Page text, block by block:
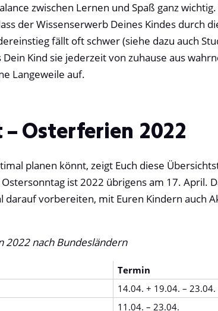
zwischen Lernen und Spaß ganz
der Wissenserwerb Deines Kindes durch
fällt oft schwer (siehe dazu auch
Kind sie jederzeit von zuhause aus
Langeweile auf.
– Osterferien 2022
planen könnt, zeigt Euch diese
ist2022 übrigens am 17. April.
darauf vorbereiten, mit Euren Kindern auch
2022 nach Bundesländern
Termin
14.04. + 19.04. – 23.04.
11.04. – 23.04.